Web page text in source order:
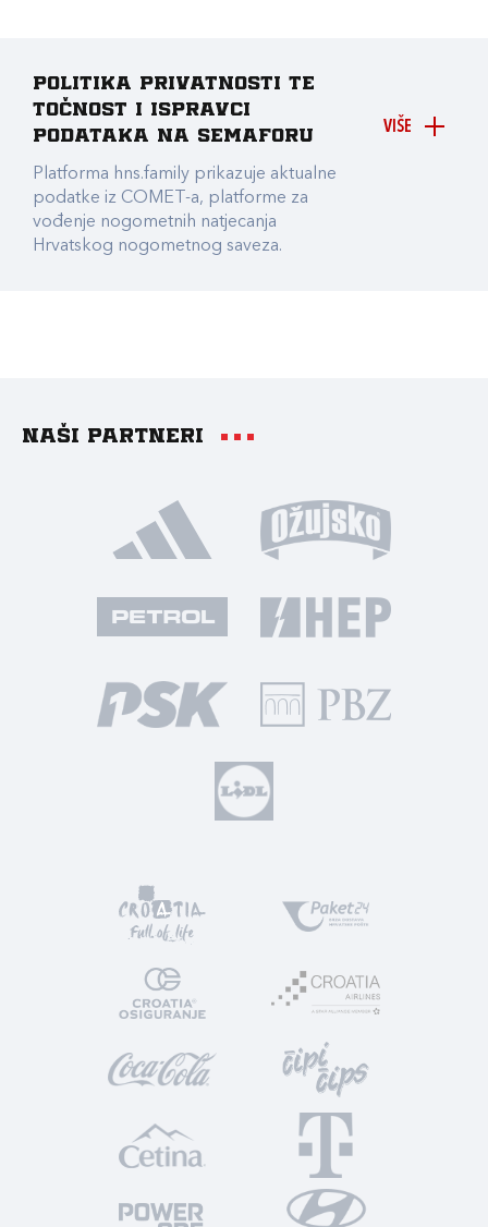
VIŠE
Politika privatnosti te
točnost i ispravci
podataka na Semaforu
Platforma hns.family prikazuje aktualne
podatke iz COMET-a, platforme za
vođenje nogometnih natjecanja
Hrvatskog nogometnog saveza.
Naši partneri